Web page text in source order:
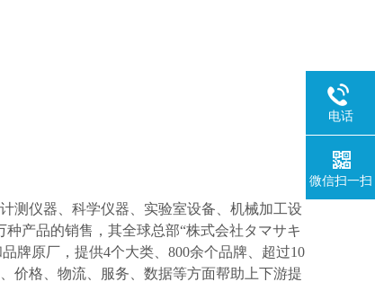
测仪器、科学仪器、实验室设备、机械加工设
产品的销售，其全球总部“株式会社タマサキ
牌原厂，提供4个大类、800余个品牌、超过10
价格、物流、服务、数据等方面帮助上下游提
电话
微信扫一扫